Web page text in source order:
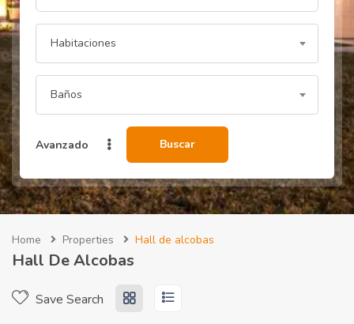
Habitaciones
Baños
Avanzado Buscar
Home Properties Hall de alcobas
Hall De Alcobas
Save Search